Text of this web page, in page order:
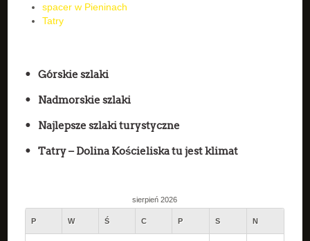
spacer w Pieninach
Tatry
Górskie szlaki
Nadmorskie szlaki
Najlepsze szlaki turystyczne
Tatry – Dolina Kościeliska tu jest klimat
sierpień 2026
P W Ś C P S N